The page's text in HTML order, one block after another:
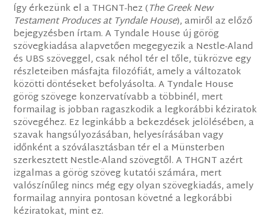
Így érkezünk el a THGNT-hez (The Greek New
Testament Produces at Tyndale House), amiről az előző
bejegyzésben írtam. A Tyndale House új görög
szövegkiadása alapvetően megegyezik a Nestle-Aland
és UBS szöveggel, csak néhol tér el tőle, tükrözve egy
részleteiben másfajta filozófiát, amely a változatok
közötti döntéseket befolyásolta. A Tyndale House
görög szövege konzervatívabb a többinél, mert
formailag is jobban ragaszkodik a legkorábbi kéziratok
szövegéhez. Ez leginkább a bekezdések jelölésében, a
szavak hangsúlyozásában, helyesírásában vagy
időnként a szóválasztásban tér el a Münsterben
szerkesztett Nestle-Aland szövegtől. A THGNT azért
izgalmas a görög szöveg kutatói számára, mert
valószínűleg nincs még egy olyan szövegkiadás, amely
formailag annyira pontosan követné a legkorábbi
kéziratokat, mint ez.